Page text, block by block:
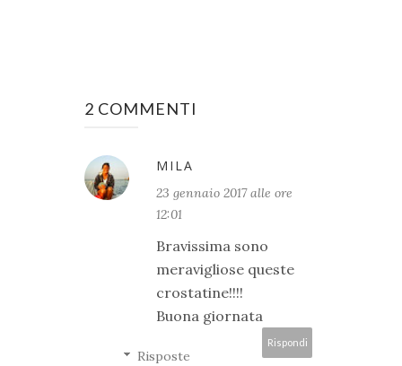
2 COMMENTI
MILA
23 gennaio 2017 alle ore
12:01
Bravissima sono
meravigliose queste
crostatine!!!!
Buona giornata
Rispondi
Risposte